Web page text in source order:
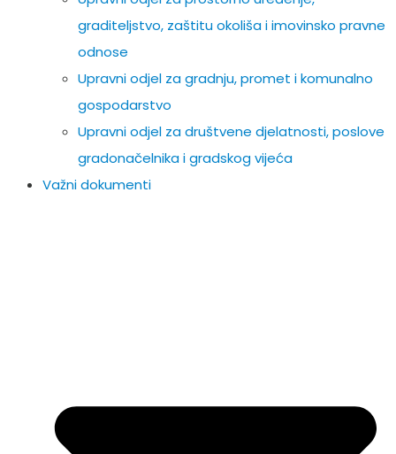
graditeljstvo, zaštitu okoliša i imovinsko pravne
odnose
Upravni odjel za gradnju, promet i komunalno
gospodarstvo
Upravni odjel za društvene djelatnosti, poslove
gradonačelnika i gradskog vijeća
Važni dokumenti